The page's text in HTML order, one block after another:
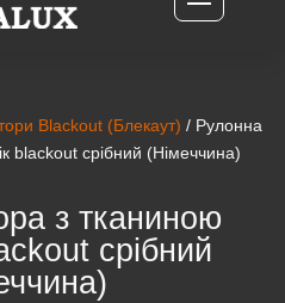
Blackout (Блекаут) / Рулонна
blackout срібний (Німеччина)
з тканиною
срібний